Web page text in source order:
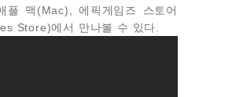
플 맥(Mac), 에픽게임즈 스토어
Store)에서 만나볼 수 있다.